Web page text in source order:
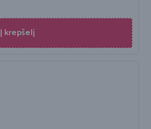
Į krepšelį